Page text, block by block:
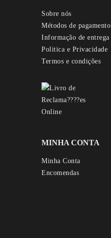
Sobre nós
Métodos de pagamento
Informação de entrega
Politica e Privacidade
Termos e condições
MINHA CONTA
Minha Conta
Encomendas